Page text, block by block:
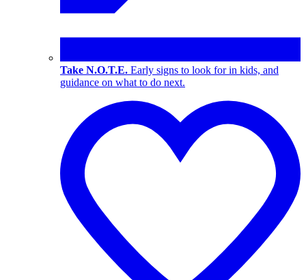
Take N.O.T.E. Early signs to look for in kids, and
guidance on what to do next.